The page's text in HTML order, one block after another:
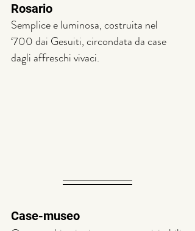
Rosario
Semplice e luminosa, costruita nel
‘700 dai Gesuiti, circondata da case
dagli affreschi vivaci.
Case-museo